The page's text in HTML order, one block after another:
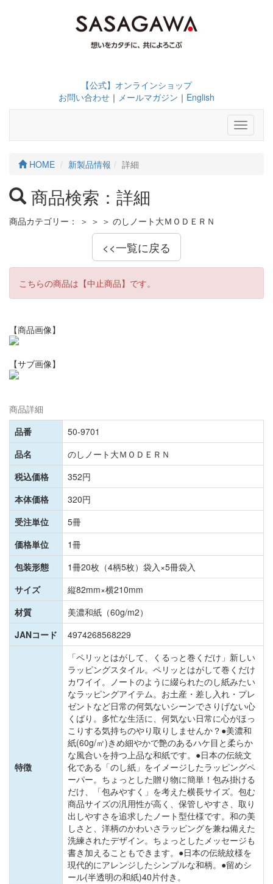
【公式】オンラインショップ
お問い合わせ ｜ メールマガジン ｜ English
Toggle
HOME 新製品情報 詳細
商品検索：詳細
商品カテゴリー： ＞ ＞ ＞ のしノート大ＭＯＤＥＲＮ
<<一覧に戻る
こちらの商品は【中止商品】です。
【商品画像】
【サブ画像】
商品詳細
品番
50-9701
品名
のしノート大ＭＯＤＥＲＮ
税込価格
352円
本体価格
320円
受注単位
5冊
価格単位
1冊
包装形態
1冊20枚（4柄5枚）袋入×5冊袋入
サイズ
縦82mm×横210mm
材質
美濃和紙（60g/m2）
JANコード
4974268568229
特徴
「ペリッとはがして、くるっと巻くだけ」新しい
ラッピングスタイル。ペリッとはがして巻くだけ
カワイイ。ノートのように綴られたのし紙みたい
なラッピングアイテム。お土産・差し入れ・プレ
ゼントなど日常の何気ないシーンでさりげない心
くばり。多忙な生活に、何気ない日常に心がほっ
こりする気持ちのやり取りしませんか？●美濃和
紙(60g/㎡)きめ細やかで艶のあるハケ目と柔らか
な風合いを持つ上品な和紙です。●日本の伝統文
化である「のし紙」をイメージしたラッピングペ
ーパー。ちょっとした贈り物に簡単！包み掛ける
だけ、「包みやすく」を考えた横長サイズ。包む
商品サイズの汎用性が高く、保管しやすさ、取り
出しやすさを追求したノート型仕様です。和の美
しさと、洋柄のかわいさラッピングを兼ね備えた
洗練されたデザイン。ちょっとしたメッセージも
書き加えることもできます。●日本の伝統紋様を
現代的にアレンジしたシンプルな和柄。●留めシ
ール(半透明の和紙)40片付き。